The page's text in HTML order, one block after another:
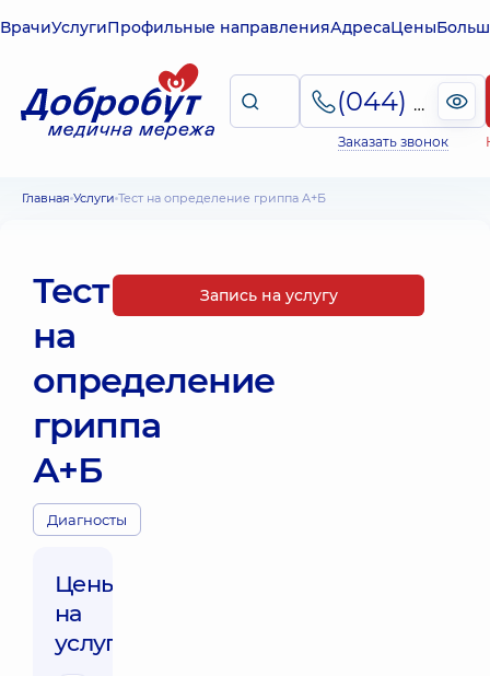
ВрачиУслугиПрофильные направленияАдресаЦены
(044) 495-2-888
Заказать звонок
Главная Услуги Тест на определение гриппа А+Б
Тест
на
определение
гриппа
А+Б
Диагносты
Цены
на
услуги:
Запись на услугу